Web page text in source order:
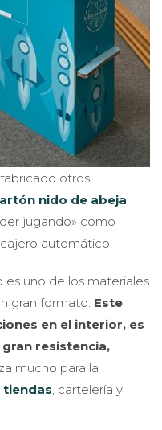
otros
nido de abeja
jugando» como
automático.
es uno de los materiales
gran formato. Este
en el interior, es
resistencia,
mucho para la
, cartelería y